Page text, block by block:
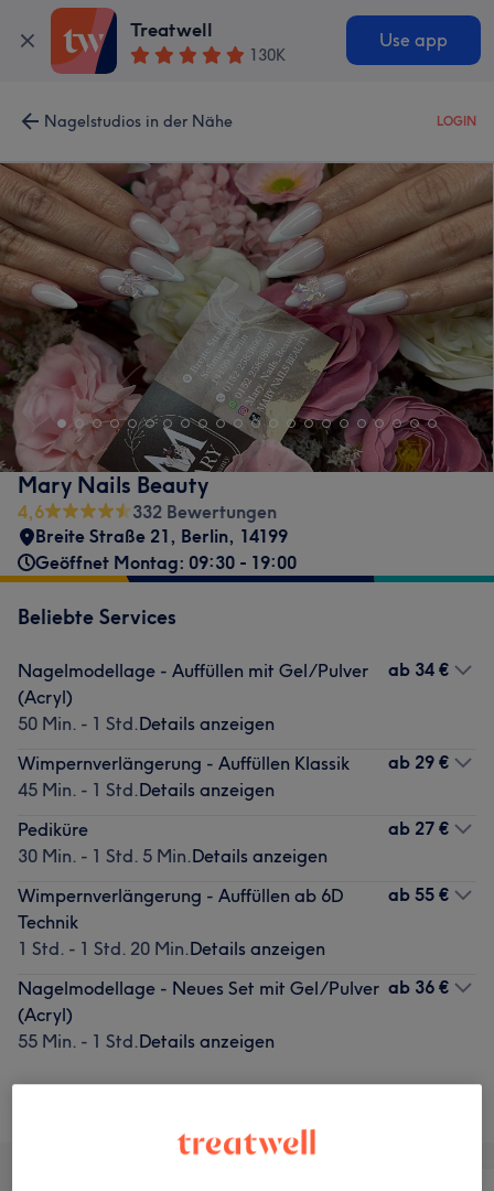
Treatwell
130K
Use app
Nagelstudios in der Nähe LOGIN
Mary Nails Beauty
4,6
332 Bewertungen
Breite Straße 21, Berlin, 14199
Geöffnet Montag: 09:30 - 19:00
Beliebte Services
Nagelmodellage - Auffüllen mit Gel/Pulver
(Acryl)
50 Min. - 1 Std.Details anzeigen
ab 34 €
Wimpernverlängerung - Auffüllen Klassik
45 Min. - 1 Std.Details anzeigen
ab 29 €
Pediküre
30 Min. - 1 Std. 5 Min.Details anzeigen
ab 27 €
Wimpernverlängerung - Auffüllen ab 6D
Technik
1 Std. - 1 Std. 20 Min.Details anzeigen
ab 55 €
Nagelmodellage - Neues Set mit Gel/Pulver
(Acryl)
55 Min. - 1 Std.Details anzeigen
ab 36 €